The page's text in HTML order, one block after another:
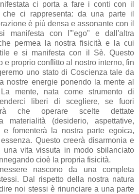
ci porta a fare i conti con il
che ci rappresenta: da una parte il
è più densa e assonante con il
manifesta con l'"ego" e dall'altra
permea la nostra fisicità e la cui
e si manifesta con il Sè. Questo
e proprio conflitto al nostro interno, fin
uno stato di Coscienza tale da
nostre energie ponendo la mente al
mente, nata come strumento di
liberi di scegliere, se fuori
che operare scelte dettate
materialità (desiderio, aspettative,
e fomenterà la nostra parte egoica,
Questo creerà disarmonia e
una vita vissuta in modo sbilanciato
cioè la propria fisicità.
nascono da una completa
Dal rispetto della nostra natura
noi stessi è rinunciare a una parte